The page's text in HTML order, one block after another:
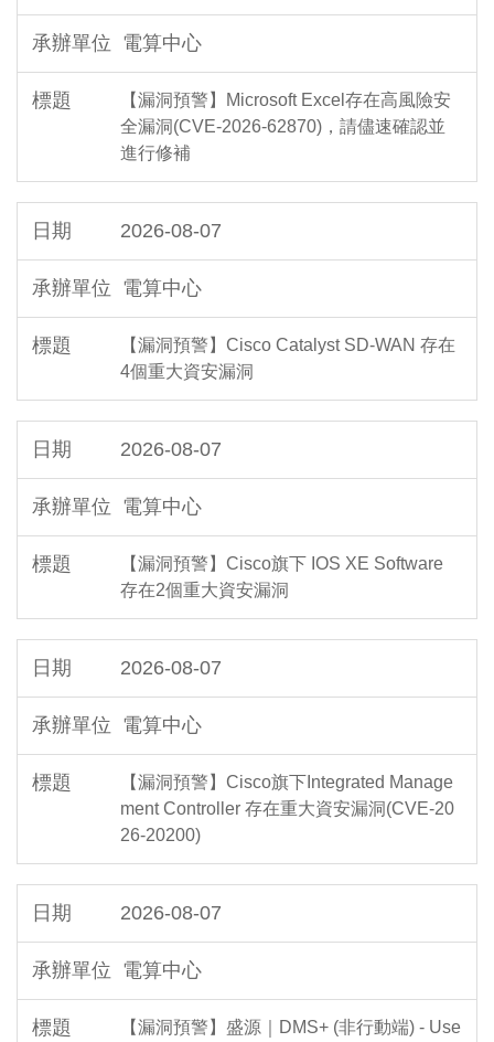
電算中心
【漏洞預警】Microsoft Excel存在高風險安
全漏洞(CVE-2026-62870)，請儘速確認並
進行修補
2026-08-07
電算中心
【漏洞預警】Cisco Catalyst SD-WAN 存在
4個重大資安漏洞
2026-08-07
電算中心
【漏洞預警】Cisco旗下 IOS XE Software
存在2個重大資安漏洞
2026-08-07
電算中心
【漏洞預警】Cisco旗下Integrated Manage
ment Controller 存在重大資安漏洞(CVE-20
26-20200)
2026-08-07
電算中心
【漏洞預警】盛源｜DMS+ (非行動端) - Use